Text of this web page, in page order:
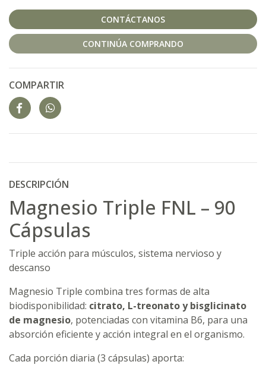
CONTÁCTANOS
CONTINÚA COMPRANDO
COMPARTIR
DESCRIPCIÓN
Magnesio Triple FNL – 90
Cápsulas
Triple acción para músculos, sistema nervioso y
descanso
Magnesio Triple combina tres formas de alta
biodisponibilidad: citrato, L-treonato y bisglicinato
de magnesio, potenciadas con vitamina B6, para una
absorción eficiente y acción integral en el organismo.
Cada porción diaria (3 cápsulas) aporta: